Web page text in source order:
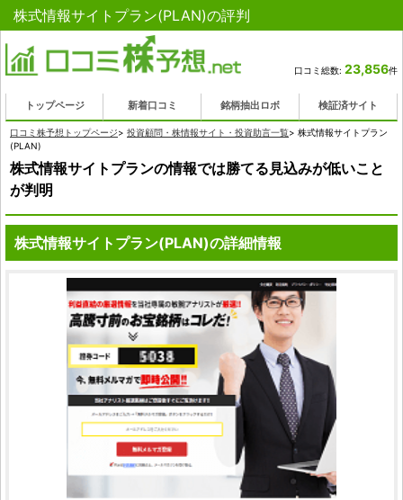
株式情報サイトプラン(PLAN)の評判
口コミ総数: 23,856件
トップページ 新着口コミ 銘柄抽出ロボ 検証済サイト
口コミ株予想トップページ> 投資顧問・株情報サイト・投資助言一覧> 株式情報サイトプラン
(PLAN)
株式情報サイトプランの情報では勝てる見込みが低いこと
が判明
株式情報サイトプラン(PLAN)の詳細情報